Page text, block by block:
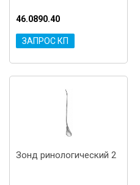
46.0890.40
ЗАПРОС КП
Зонд ринологический 2